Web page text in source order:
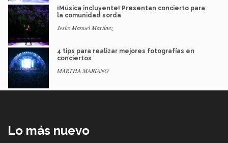
¡Música incluyente! Presentan concierto para
la comunidad sorda
Jesús Manuel Martínez
4 tips para realizar mejores fotografías en
conciertos
MARTHA MARIANO
Lo más nuevo